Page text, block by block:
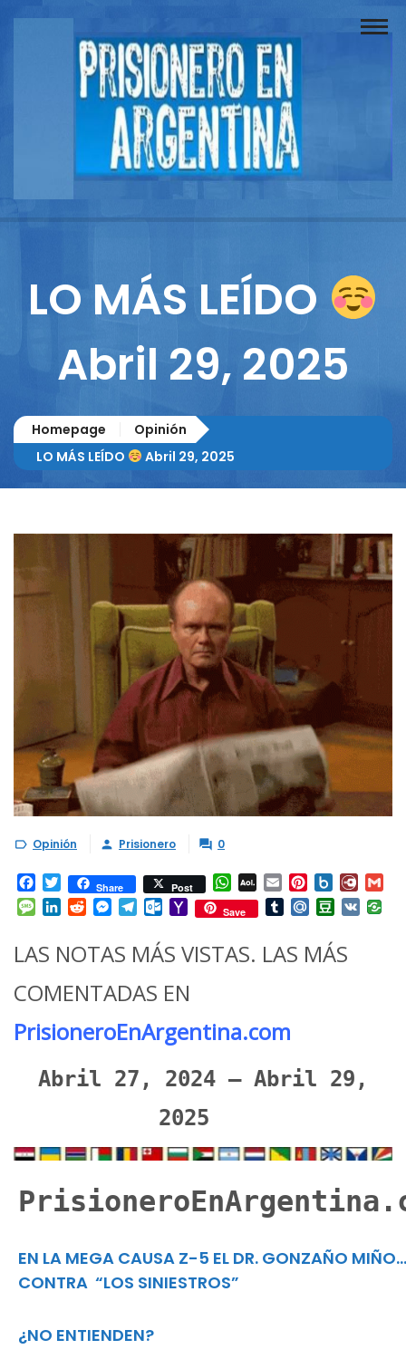
Buscador
Documentos
Reportajes
Columnistas
LO MÁS LEÍDO
Abril 29, 2025
Homepage
Opinión
LO MÁS LEÍDO
Abril 29, 2025
 Opinión  Prisionero  0
Facebook
TwitterShare Post WhatsApp
AOL
Mail
Email Pinterest
Box.net
Message
LinkedInRedditMessenger
TelegramOutlook.com
YahooSave TumblrMail.RuDouban
VK
LAS NOTAS MÁS VISTAS. LAS MÁS
COMENTADAS EN
PrisioneroEnArgentina.com
Abril 27, 2024 – Abril 29,
2025
EN LA MEGA CAUSA Z-5 EL DR. GONZAÑO MIÑO…
CONTRA “LOS SINIESTROS”
¿NO ENTIENDEN?